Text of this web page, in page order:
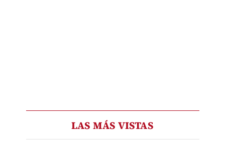
LAS MÁS VISTAS